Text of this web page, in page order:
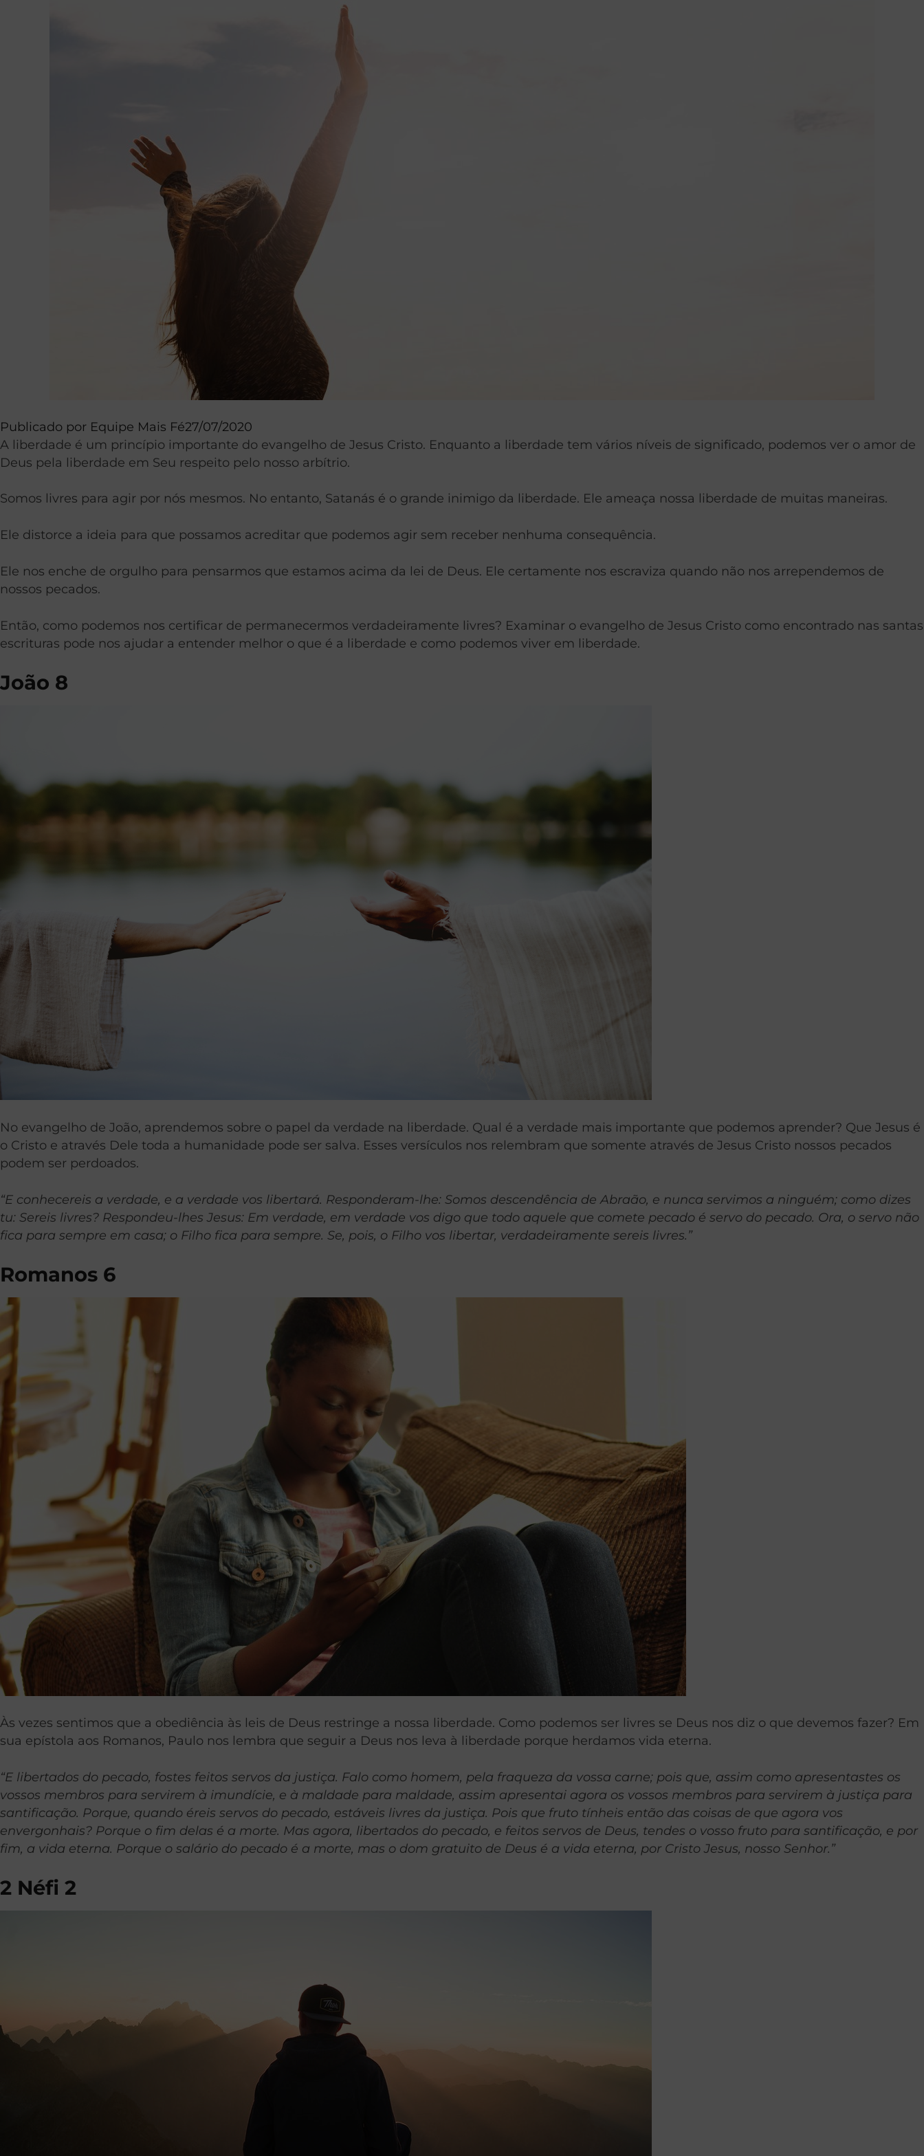
Publicado por Equipe Mais Fé27/07/2020
A liberdade é um princípio importante do evangelho de Jesus Cristo. Enquanto a liberdade tem vários níveis de significado, podemos ver o amor de
Deus pela liberdade em Seu respeito pelo nosso arbítrio.
Somos livres para agir por nós mesmos. No entanto, Satanás é o grande inimigo da liberdade. Ele ameaça nossa liberdade de muitas maneiras.
Ele distorce a ideia para que possamos acreditar que podemos agir sem receber nenhuma consequência.
Ele nos enche de orgulho para pensarmos que estamos acima da lei de Deus. Ele certamente nos escraviza quando não nos arrependemos de
nossos pecados.
Então, como podemos nos certificar de permanecermos verdadeiramente livres? Examinar o evangelho de Jesus Cristo como encontrado nas santas
escrituras pode nos ajudar a entender melhor o que é a liberdade e como podemos viver em liberdade.
João 8
No evangelho de João, aprendemos sobre o papel da verdade na liberdade. Qual é a verdade mais importante que podemos aprender? Que Jesus é
o Cristo e através Dele toda a humanidade pode ser salva. Esses versículos nos relembram que somente através de Jesus Cristo nossos pecados
podem ser perdoados.
“E conhecereis a verdade, e a verdade vos libertará. Responderam-lhe: Somos descendência de Abraão, e nunca servimos a ninguém; como dizes
tu: Sereis livres? Respondeu-lhes Jesus: Em verdade, em verdade vos digo que todo aquele que comete pecado é servo do pecado. Ora, o servo não
fica para sempre em casa; o Filho fica para sempre. Se, pois, o Filho vos libertar, verdadeiramente sereis livres.”
Romanos 6
Às vezes sentimos que a obediência às leis de Deus restringe a nossa liberdade. Como podemos ser livres se Deus nos diz o que devemos fazer? Em
sua epístola aos Romanos, Paulo nos lembra que seguir a Deus nos leva à liberdade porque herdamos vida eterna.
“E libertados do pecado, fostes feitos servos da justiça. Falo como homem, pela fraqueza da vossa carne; pois que, assim como apresentastes os
vossos membros para servirem à imundície, e à maldade para maldade, assim apresentai agora os vossos membros para servirem à justiça para
santificação. Porque, quando éreis servos do pecado, estáveis livres da justiça. Pois que fruto tínheis então das coisas de que agora vos
envergonhais? Porque o fim delas é a morte. Mas agora, libertados do pecado, e feitos servos de Deus, tendes o vosso fruto para santificação, e por
fim, a vida eterna. Porque o salário do pecado é a morte, mas o dom gratuito de Deus é a vida eterna, por Cristo Jesus, nosso Senhor.”
2 Néfi 2